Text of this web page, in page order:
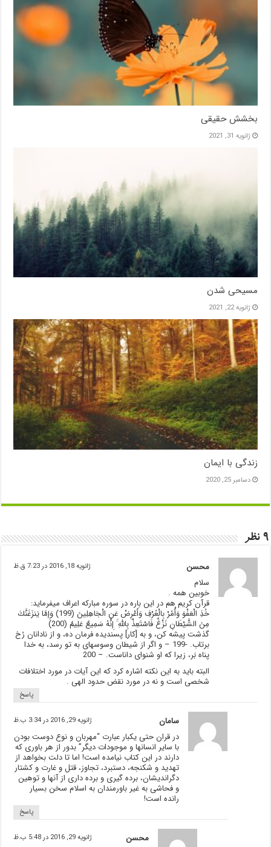
بخشش حقیقی
ژانویه 31, 2021
مسیحی شدن
ژانویه 22, 2021
زندگی با ایمان
دسامبر 25, 2020
9 نظر
محسن ژانویه 18, 2016 در 7:23 ق.ظ
سلام
خوبین همه .
قرآن کریم هم در این باره در سوره مبارکه اعراف میفرماید:
خُذِ الْعَفْوَ وَأْمُرْ بِالْعُرْفِ وَأَعْرِضْ عَنِ الْجَاهِلِينَ (199) وَإِمَّا يَنزَغَنَّكَ
مِنَ الشَّيْطَانِ نَزْغٌ فَاسْتَعِذْ بِاللَّهِ ۚ إِنَّهُ سَمِيعٌ عَلِيمٌ (200)
گذشت پيشه كن، و به [كار] پسنديده فرمان ده، و از نادانان رُخ
برتاب. -199 – و اگر از شيطان وسوسه‏اى به تو رسد، به خدا
پناه بَر، زيرا كه او شنواى داناست. – 200
البته باید به این نکته اشاره کرد که این آیات در مورد اختلافات
شخصی است و نه در مورد نقض حدود الهی .
پاسخ
سامان ژانویه 29, 2016 در 3:34 ب.ظ
در قران حتی یکبار عبارت “مهربان و نوع دوست بودن
با سایر انسانها و موجودات دیگر” بدور از هر باوری که
دارند در این کتاب نیامده است! اما تا دلت بخواهد از
تهدید و شکنجه، دستبرد، تجاوز، قتل و غارت و کشتار
دگراندیشان، برده گیری و برده داری از آنها و توهین
و فحاشی به غیر باورمندان به اسلام سخن بسیار
رانده است!
پاسخ
محسن ژانویه 29, 2016 در 5:48 ب.ظ